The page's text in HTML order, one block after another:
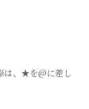
、★を@に差し